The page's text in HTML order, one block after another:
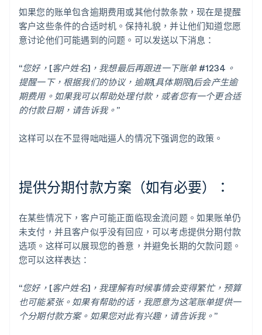
如果您的账单包含逾期费用或其他付款条款，现在是提醒
客户这些条件的合适时机。保持礼貌，并让他们知道您愿
意讨论他们可能遇到的问题。可以发送以下消息：
“您好，[客户姓名]，我想最后再跟进一下账单 #1234。
提醒一下，根据我们的协议，逾期[具体期限]后会产生逾
期费用。如果我可以帮助处理付款，或者您有一个更合适
的付款日期，请告诉我。”
这样可以在不显得咄咄逼人的情况下强调您的政策。
提供分期付款方案（如有必要）：
在某些情况下，客户可能正面临现金流问题。如果账单仍
未支付，并且客户似乎没有回应，可以考虑提供分期付款
选项。这样可以展现您的善意，并避免长期的欠款问题。
您可以这样表达：
“您好，[客户姓名]，我理解有时候事情会变得繁忙，预算
也可能紧张。如果有帮助的话，我愿意为这笔账单提供一
个分期付款方案。如果您对此有兴趣，请告诉我。”